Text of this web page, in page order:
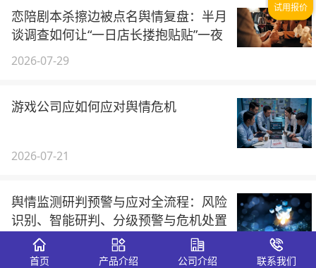
恋陪剧本杀擦边被点名舆情复盘：半月
谈调查如何让“一日店长搂抱贴贴”一夜
引爆公众愤怒
2026-07-29
游戏公司应如何应对舆情危机
2026-07-21
舆情监测研判预警与应对全流程：风险
识别、智能研判、分级预警与危机处置
的闭环管理框架（2026）
2026-07-14
首页 产品介绍 公司介绍 联系我们